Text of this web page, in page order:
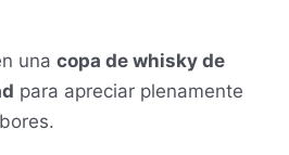
una copa de whisky de
para apreciar plenamente